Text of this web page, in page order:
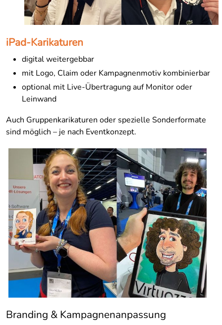
iPad-Karikaturen
digital weitergebbar
mit Logo, Claim oder Kampagnenmotiv kombinierbar
optional mit Live-Übertragung auf Monitor oder
Leinwand
Auch Gruppenkarikaturen oder spezielle Sonderformate
sind möglich – je nach Eventkonzept.
Branding & Kampagnenanpassung